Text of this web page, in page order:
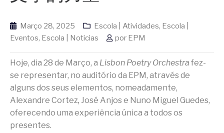
Março 28, 2025 Escola | Atividades, Escola |
Eventos, Escola | Noticias por EPM
Hoje, dia 28 de Março, a Lisbon Poetry Orchestra fez-
se representar, no auditório da EPM, através de
alguns dos seus elementos, nomeadamente,
Alexandre Cortez, José Anjos e Nuno Miguel Guedes,
oferecendo uma experiência única a todos os
presentes.